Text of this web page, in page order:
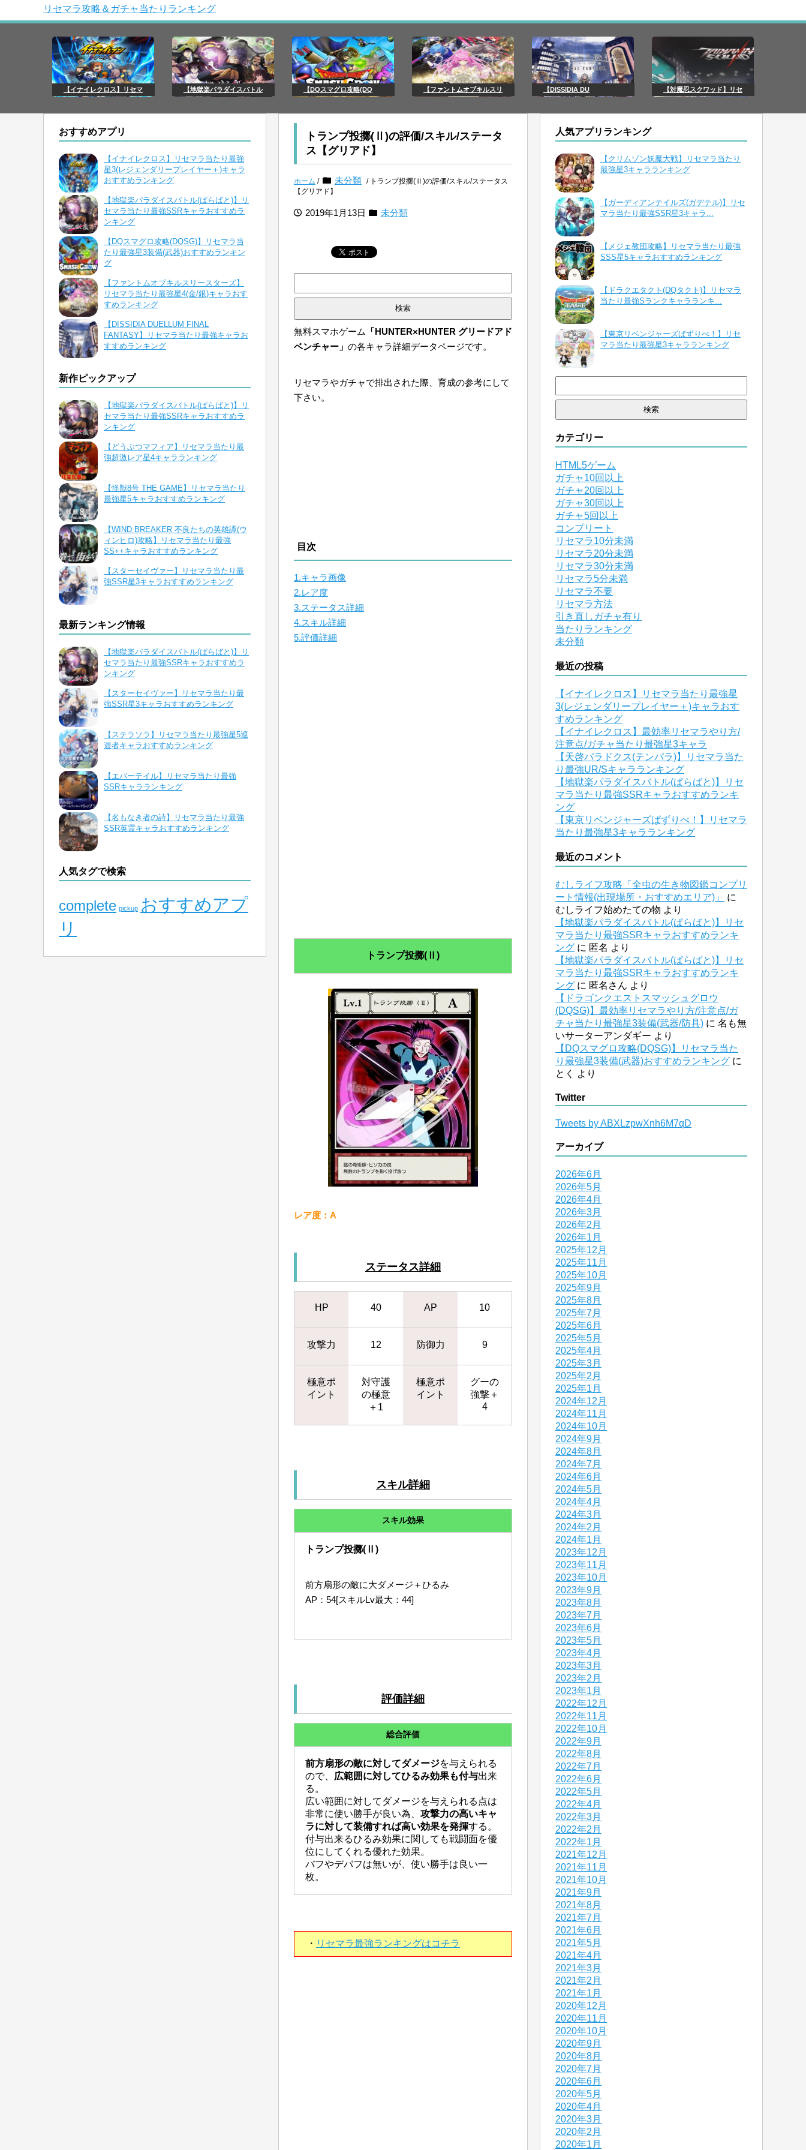
リセマラ攻略＆ガチャ当たりランキング
【イナイレクロス】リセマ 【地獄楽パラダイスバトル 【DQスマグロ攻略(DQ 【ファントムオブキルスリ 【DISSIDIA DU 【対魔忍スクワッド】リセ
おすすめアプリ
【イナイレクロス】リセマラ当たり最強
星3(レジェンダリープレイヤー＋)キャラ
おすすめランキング
【地獄楽パラダイスバトル(ぱらばと)】リ
セマラ当たり最強SSRキャラおすすめラ
ンキング
【DQスマグロ攻略(DQSG)】リセマラ当
たり最強星3装備(武器)おすすめランキン
グ
【ファントムオブキルスリースターズ】
リセマラ当たり最強星4(金/銀)キャラおす
すめランキング
【DISSIDIA DUELLUM FINAL
FANTASY】リセマラ当たり最強キャラお
すすめランキング
新作ピックアップ
【地獄楽パラダイスバトル(ぱらばと)】リ
セマラ当たり最強SSRキャラおすすめラ
ンキング
【どうぶつマフィア】リセマラ当たり最
強超激レア星4キャラランキング
【怪獣8号 THE GAME】リセマラ当たり
最強星5キャラおすすめランキング
【WIND BREAKER 不良たちの英雄譚(ウ
ィンヒロ)攻略】リセマラ当たり最強
SS++キャラおすすめランキング
【スターセイヴァー】リセマラ当たり最
強SSR星3キャラおすすめランキング
最新ランキング情報
【地獄楽パラダイスバトル(ぱらばと)】リ
セマラ当たり最強SSRキャラおすすめラ
ンキング
【スターセイヴァー】リセマラ当たり最
強SSR星3キャラおすすめランキング
【ステラソラ】リセマラ当たり最強星5巡
遊者キャラおすすめランキング
【エバーテイル】リセマラ当たり最強
SSRキャラランキング
【名もなき者の詩】リセマラ当たり最強
SSR英霊キャラおすすめランキング
人気タグで検索
complete pickup おすすめアプ
リ
トランプ投擲(Ⅱ)の評価/スキル/ステータ
ス【グリアド】
ホーム / 未分類 / トランプ投擲(Ⅱ)の評価/スキル/ステータス
【グリアド】
2019年1月13日 未分類
索:
無料スマホゲーム
「HUNTER×HUNTER グリードアド
ベンチャー」 の各キャラ詳細データページです。
リセマラやガチャで排出された際、育成の参考にして
下さい。
目次
1.キャラ画像
2.レア度
3.ステータス詳細
4.スキル詳細
5.評価詳細
トランプ投擲(Ⅱ)
レア度：A
ステータス詳細
HP 40 AP 10
攻撃力 12 防御力 9
極意ポ
イント
対守護
の極意
＋1
極意ポ
イント
グーの
強撃＋
4
スキル詳細
スキル効果
トランプ投擲(Ⅱ)
前方扇形の敵に大ダメージ＋ひるみ
AP：54[スキルLv最大：44]
評価詳細
総合評価
前方扇形の敵に対してダメージを与えられる
ので、 広範囲に対してひるみ効果も付与出来
る。
広い範囲に対してダメージを与えられる点は
非常に使い勝手が良い為、攻撃力の高いキャ
ラに対して装備すれば高い効果を発揮する。
付与出来るひるみ効果に関しても戦闘面を優
位にしてくれる優れた効果。
バフやデバフは無いが、使い勝手は良い一
枚。
・ リセマラ最強ランキングはコチラ
人気アプリランキング
【クリムゾン妖魔大戦】リセマラ当たり
最強星3キャラランキング
【ガーディアンテイルズ(ガデテル)】リセ
マラ当たり最強SSR星3キャラ...
【メジェ教団攻略】リセマラ当たり最強
SSS星5キャラおすすめランキング
【ドラクエタクト(DQタクト)】リセマラ
当たり最強Sランクキャラランキ...
【東京リベンジャーズぱずりべ！】リセ
マラ当たり最強星3キャラランキング
索:
カテゴリー
HTML5ゲーム
ガチャ10回以上
ガチャ20回以上
ガチャ30回以上
ガチャ5回以上
コンプリート
リセマラ10分未満
リセマラ20分未満
リセマラ30分未満
リセマラ5分未満
リセマラ不要
リセマラ方法
引き直しガチャ有り
当たりランキング
未分類
最近の投稿
【イナイレクロス】リセマラ当たり最強星
3(レジェンダリープレイヤー＋)キャラおす
すめランキング
【イナイレクロス】最効率リセマラやり方/
注意点/ガチャ当たり最強星3キャラ
【天啓パラドクス(テンパラ)】リセマラ当た
り最強UR/Sキャラランキング
【地獄楽パラダイスバトル(ぱらばと)】リセ
マラ当たり最強SSRキャラおすすめランキ
ング
【東京リベンジャーズぱずりべ！】リセマラ
当たり最強星3キャラランキング
最近のコメント
むしライフ攻略「全虫の生き物図鑑コンプリ
ート情報(出現場所・おすすめエリア)」
に
むしライフ始めたての物 より
【地獄楽パラダイスバトル(ぱらばと)】リセ
マラ当たり最強SSRキャラおすすめランキ
ング に 匿名 より
【地獄楽パラダイスバトル(ぱらばと)】リセ
マラ当たり最強SSRキャラおすすめランキ
ング に 匿名さん より
【ドラゴンクエストスマッシュグロウ
(DQSG)】最効率リセマラやり方/注意点/ガ
チャ当たり最強星3装備(武器/防具) に 名も無
いサーターアンダギー より
【DQスマグロ攻略(DQSG)】リセマラ当た
り最強星3装備(武器)おすすめランキング に
とく
より
Twitter
Tweets by ABXLzpwXnh6M7qD
アーカイブ
2026年6月
2026年5月
2026年4月
2026年3月
2026年2月
2026年1月
2025年12月
2025年11月
2025年10月
2025年9月
2025年8月
2025年7月
2025年6月
2025年5月
2025年4月
2025年3月
2025年2月
2025年1月
2024年12月
2024年11月
2024年10月
2024年9月
2024年8月
2024年7月
2024年6月
2024年5月
2024年4月
2024年3月
2024年2月
2024年1月
2023年12月
2023年11月
2023年10月
2023年9月
2023年8月
2023年7月
2023年6月
2023年5月
2023年4月
2023年3月
2023年2月
2023年1月
2022年12月
2022年11月
2022年10月
2022年9月
2022年8月
2022年7月
2022年6月
2022年5月
2022年4月
2022年3月
2022年2月
2022年1月
2021年12月
2021年11月
2021年10月
2021年9月
2021年8月
2021年7月
2021年6月
2021年5月
2021年4月
2021年3月
2021年2月
2021年1月
2020年12月
2020年11月
2020年10月
2020年9月
2020年8月
2020年7月
2020年6月
2020年5月
2020年4月
2020年3月
2020年2月
2020年1月